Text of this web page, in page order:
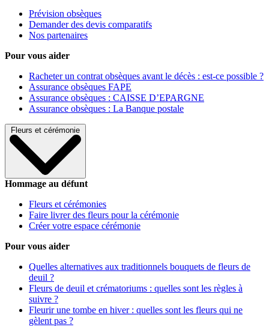
Prévision obsèques
Demander des devis comparatifs
Nos partenaires
Pour vous aider
Racheter un contrat obsèques avant le décès : est-ce possible ?
Assurance obsèques FAPE
Assurance obsèques : CAISSE D’EPARGNE
Assurance obsèques : La Banque postale
Fleurs et cérémonie
Hommage au défunt
Fleurs et cérémonies
Faire livrer des fleurs pour la cérémonie
Créer votre espace cérémonie
Pour vous aider
Quelles alternatives aux traditionnels bouquets de fleurs de
deuil ?
Fleurs de deuil et crématoriums : quelles sont les règles à
suivre ?
Fleurir une tombe en hiver : quelles sont les fleurs qui ne
gèlent pas ?